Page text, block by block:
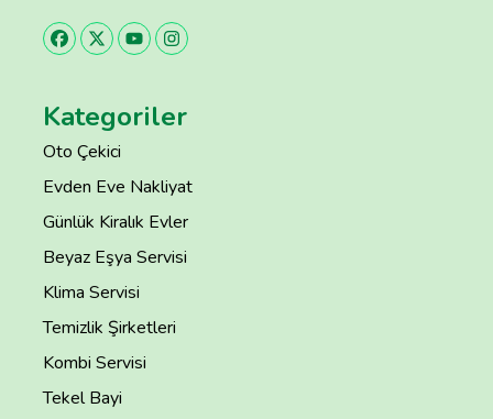
Kategoriler
Oto Çekici
Evden Eve Nakliyat
Günlük Kiralık Evler
Beyaz Eşya Servisi
Klima Servisi
Temizlik Şirketleri
Kombi Servisi
Tekel Bayi